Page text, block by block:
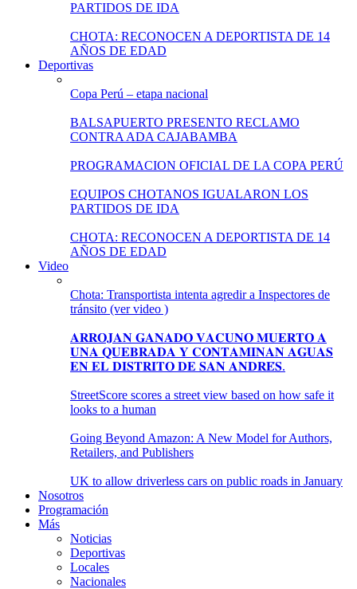
PARTIDOS DE IDA
CHOTA: RECONOCEN A DEPORTISTA DE 14
AÑOS DE EDAD
Deportivas
Copa Perú – etapa nacional
BALSAPUERTO PRESENTO RECLAMO
CONTRA ADA CAJABAMBA
PROGRAMACION OFICIAL DE LA COPA PERÚ
EQUIPOS CHOTANOS IGUALARON LOS
PARTIDOS DE IDA
CHOTA: RECONOCEN A DEPORTISTA DE 14
AÑOS DE EDAD
Video
Chota: Transportista intenta agredir a Inspectores de
tránsito (ver video )
𝐀𝐑𝐑𝐎𝐉𝐀𝐍 𝐆𝐀𝐍𝐀𝐃𝐎 𝐕𝐀𝐂𝐔𝐍𝐎 𝐌𝐔𝐄𝐑𝐓𝐎 𝐀
𝐔𝐍𝐀 𝐐𝐔𝐄𝐁𝐑𝐀𝐃𝐀 𝐘 𝐂𝐎𝐍𝐓𝐀𝐌𝐈𝐍𝐀𝐍 𝐀𝐆𝐔𝐀𝐒
𝐄𝐍 𝐄𝐋 𝐃𝐈𝐒𝐓𝐑𝐈𝐓𝐎 𝐃𝐄 𝐒𝐀𝐍 𝐀𝐍𝐃𝐑𝐄́𝐒.
StreetScore scores a street view based on how safe it
looks to a human
Going Beyond Amazon: A New Model for Authors,
Retailers, and Publishers
UK to allow driverless cars on public roads in January
Nosotros
Programación
Más
Noticias
Deportivas
Locales
Nacionales